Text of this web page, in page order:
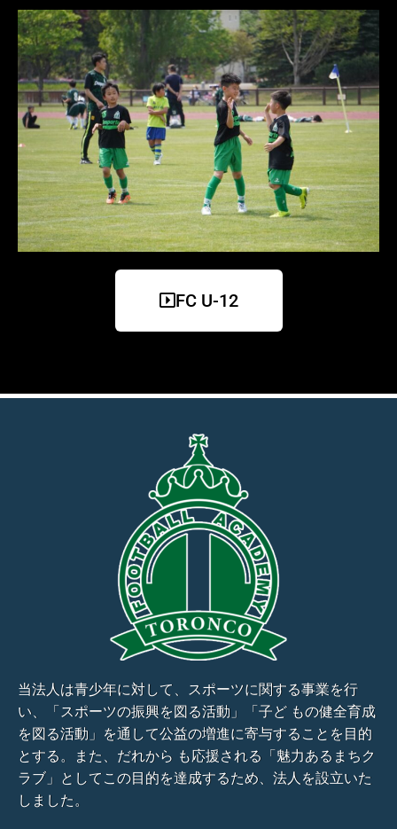
FC U-12
当法人は青少年に対して、スポーツに関する事業を行
い、「スポーツの振興を図る活動」「子ど もの健全育成
を図る活動」を通して公益の増進に寄与することを目的
とする。また、だれから も応援される「魅力あるまちク
ラブ」としてこの目的を達成するため、法人を設立いた
しました。